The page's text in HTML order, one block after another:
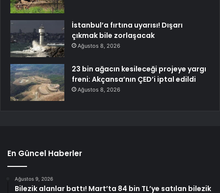
İstanbul’a fırtına uyarısı! Dışarı
çıkmak bile zorlaşacak
Ağustos 8, 2026
23 bin ağacın kesileceği projeye yargı
freni: Akçansa’nın ÇED’i iptal edildi
Ağustos 8, 2026
En Güncel Haberler
Ağustos 9, 2026
Bilezik alanlar battı! Mart’ta 84 bin TL’ye satılan bilezik